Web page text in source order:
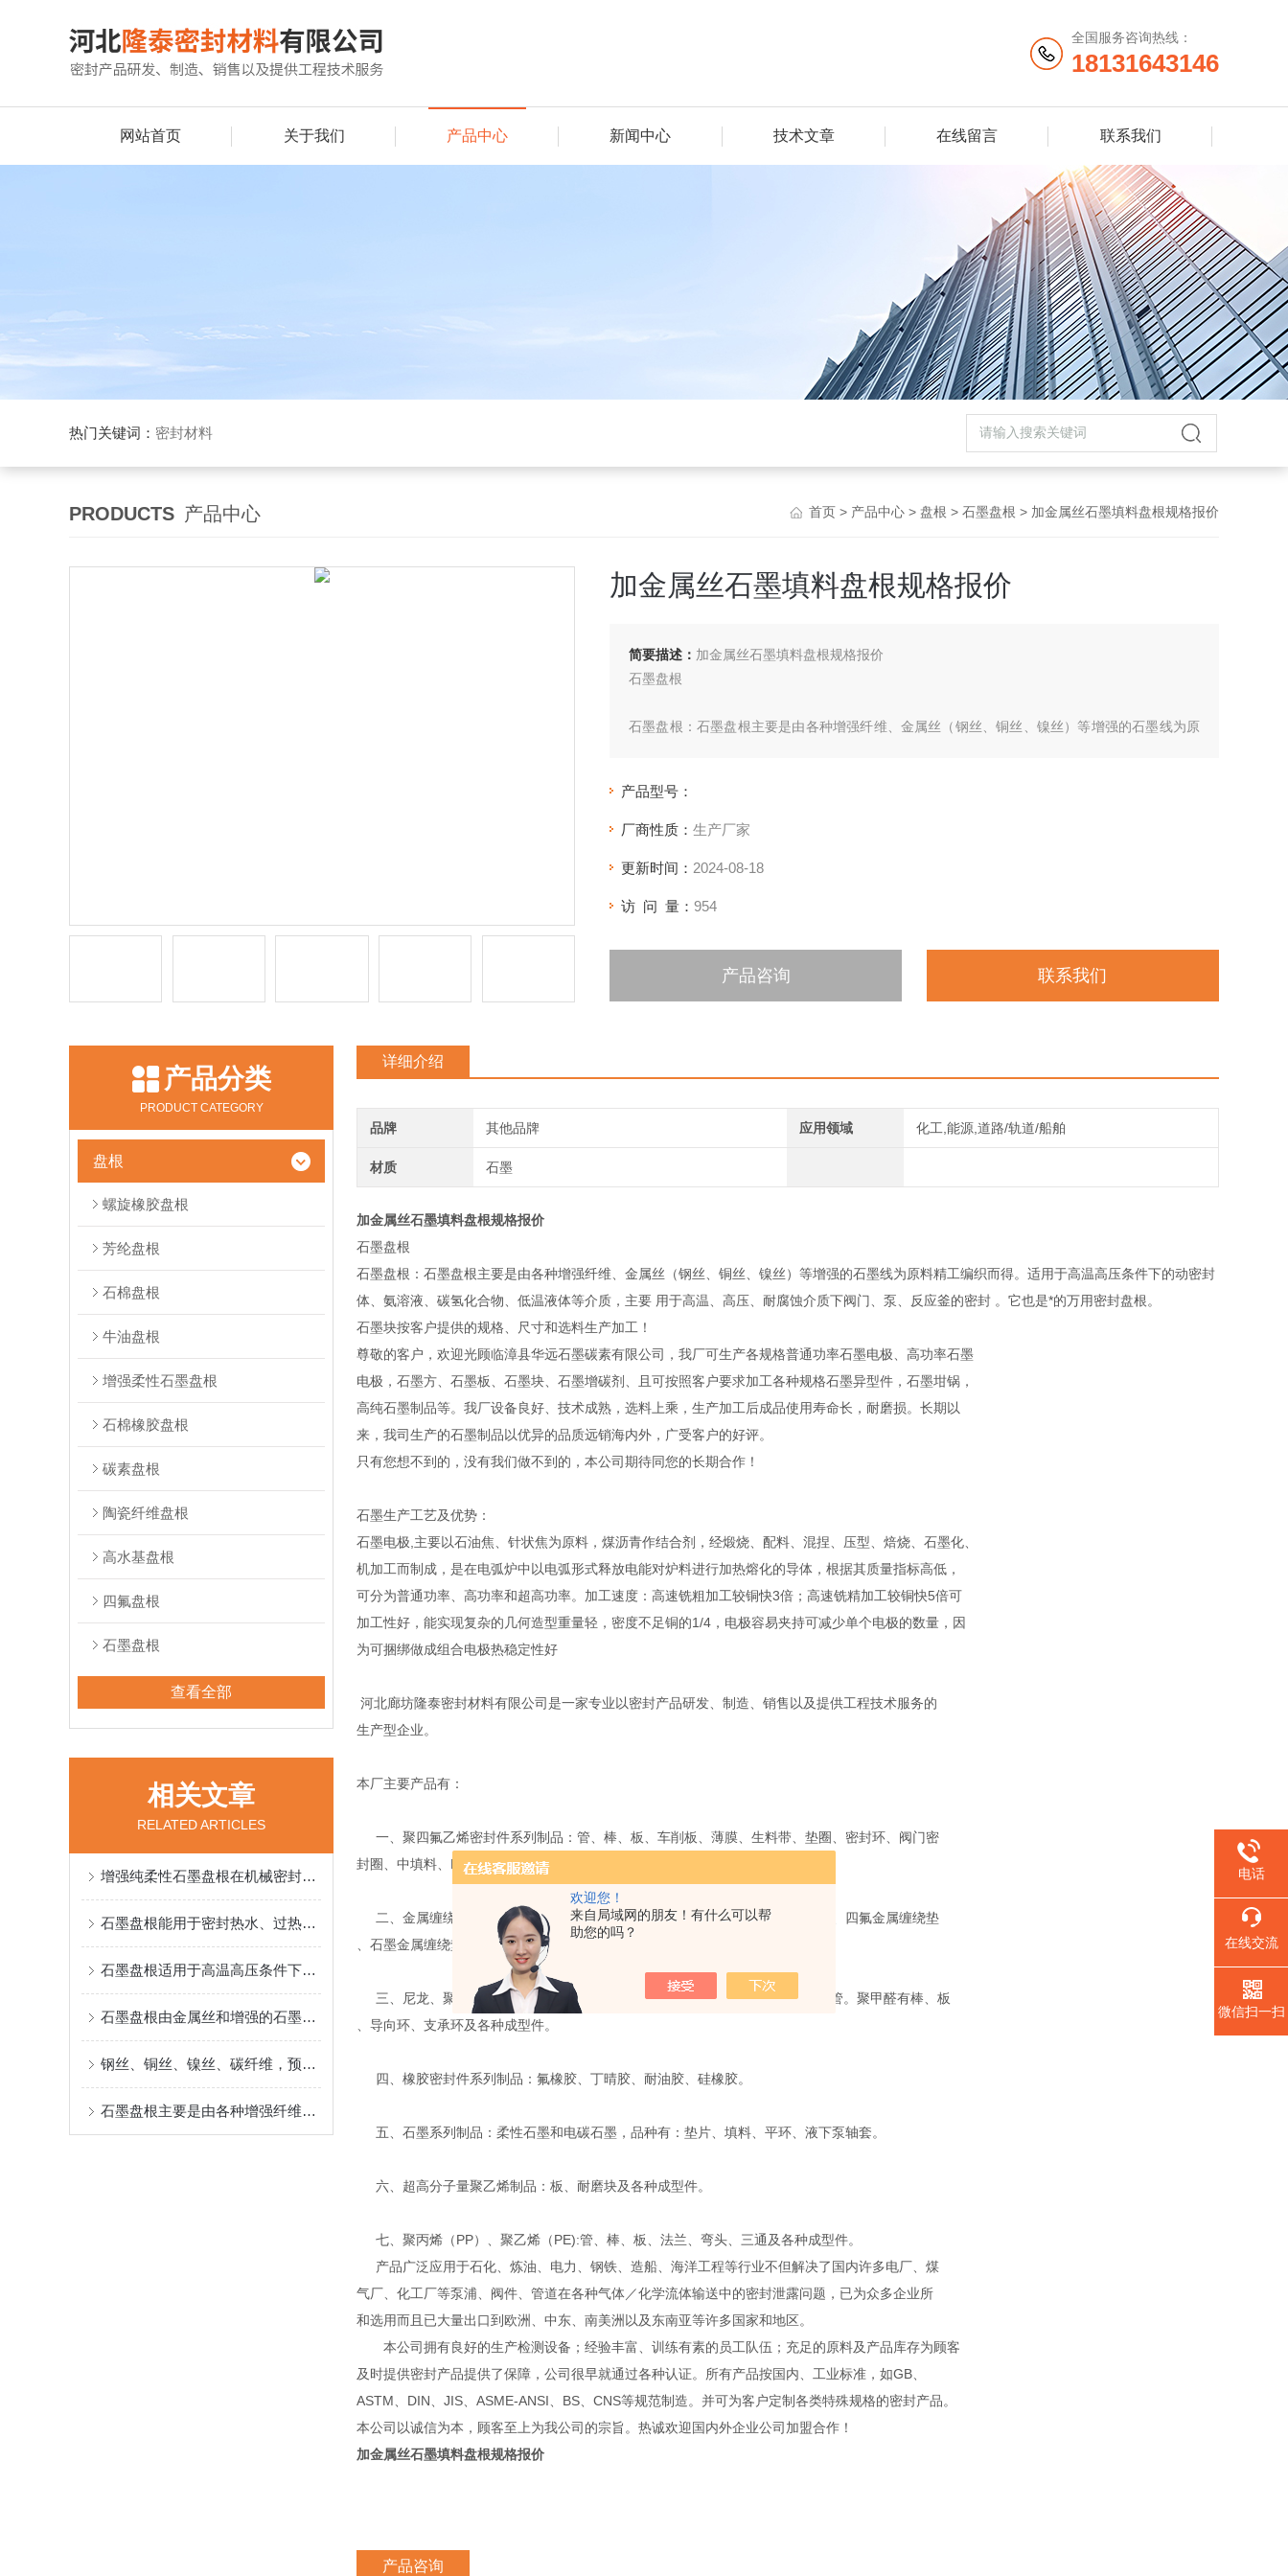
欢迎您！
来自局域网的朋友！有什么可以帮
助您的吗？
全国服务咨询热线：
18131643146
网站首页 关于我们 产品中心 新闻中心 技术文章 在线留言 联系我们
热门关键词： 密封材料
PRODUCTS 产品中心 首页 > 产品中心 > 盘根 > 石墨盘根 > 加金属丝石墨填料盘根规格报价
加金属丝石墨填料盘根规格报价
简要描述： 加金属丝石墨填料盘根规格报价
石墨盘根
石墨盘根：石墨盘根主要是由各种增强纤维、金属丝（钢丝、铜丝、镍丝）等增强的石墨线为原
产品型号：
厂商性质： 生产厂家
更新时间： 2024-08-18
访 问 量： 954
产品咨询 联系我们
产品分类
PRODUCT CATEGORY
盘根
螺旋橡胶盘根
芳纶盘根
石棉盘根
牛油盘根
增强柔性石墨盘根
石棉橡胶盘根
碳素盘根
陶瓷纤维盘根
高水基盘根
四氟盘根
石墨盘根
查看全部
相关文章
RELATED ARTICLES
增强纯柔性石墨盘根在机械密封中的广泛应用说明
石墨盘根能用于密封热水、过热蒸气、热传递流体、氨溶液等环境
石墨盘根适用于高温高压条件下的密封环境
石墨盘根由金属丝和增强的石墨线为原料精工编织而得
钢丝、铜丝、镍丝、碳纤维，预氧丝、玻璃纱都可做石墨盘根的简金属丝
石墨盘根主要是由各种增强纤维、金属丝等原料制成
详细介绍
品牌 其他品牌 应用领域 化工,能源,道路/轨道/船舶
材质 石墨
加金属丝石墨填料盘根规格报价
石墨盘根
石墨盘根：石墨盘根主要是由各种增强纤维、金属丝（钢丝、铜丝、镍丝）等增强的石墨线为原料精工编织而得。适用于高温高压条件下的动密封
体、氨溶液、碳氢化合物、低温液体等介质，主要 用于高温、高压、耐腐蚀介质下阀门、泵、反应釜的密封 。它也是*的万用密封盘根。
石墨块按客户提供的规格、尺寸和选料生产加工！
尊敬的客户，欢迎光顾临漳县华远石墨碳素有限公司，我厂可生产各规格普通功率石墨电极、高功率石墨
电极，石墨方、石墨板、石墨块、石墨增碳剂、且可按照客户要求加工各种规格石墨异型件，石墨坩锅，
高纯石墨制品等。我厂设备良好、技术成熟，选料上乘，生产加工后成品使用寿命长，耐磨损。长期以
来，我司生产的石墨制品以优异的品质远销海内外，广受客户的好评。
只有您想不到的，没有我们做不到的，本公司期待同您的长期合作！
石墨生产工艺及优势：
石墨电极,主要以石油焦、针状焦为原料，煤沥青作结合剂，经煅烧、配料、混捏、压型、焙烧、石墨化、
机加工而制成，是在电弧炉中以电弧形式释放电能对炉料进行加热熔化的导体，根据其质量指标高低，
可分为普通功率、高功率和超高功率。加工速度：高速铣粗加工较铜快3倍；高速铣精加工较铜快5倍可
加工性好，能实现复杂的几何造型重量轻，密度不足铜的1/4，电极容易夹持可减少单个电极的数量，因
为可捆绑做成组合电极热稳定性好
河北廊坊隆泰密封材料有限公司是一家专业以密封产品研发、制造、销售以及提供工程技术服务的
生产型企业。
本厂主要产品有：
一、聚四氟乙烯密封件系列制品：管、棒、板、车削板、薄膜、生料带、垫圈、密封环、阀门密
封圈、中填料、F4盘根及各种规格液下泵轴套。
二、金属缠绕垫密封件系列制品：不锈钢金属缠绕垫（外环、内环、内外环）、四氟金属缠绕垫
、石墨金属缠绕垫、高压石棉垫、非石棉垫、包氟垫。
三、尼龙、聚甲醛系列制品：1010尼龙和MC尼龙两大类，品种有：棒、板、管。聚甲醛有棒、板
、导向环、支承环及各种成型件。
四、橡胶密封件系列制品：氟橡胶、丁晴胶、耐油胶、硅橡胶。
五、石墨系列制品：柔性石墨和电碳石墨，品种有：垫片、填料、平环、液下泵轴套。
六、超高分子量聚乙烯制品：板、耐磨块及各种成型件。
七、聚丙烯（PP）、聚乙烯（PE):管、棒、板、法兰、弯头、三通及各种成型件。
产品广泛应用于石化、炼油、电力、钢铁、造船、海洋工程等行业不但解决了国内许多电厂、煤
气厂、化工厂等泵浦、阀件、管道在各种气体／化学流体输送中的密封泄露问题，已为众多企业所
和选用而且已大量出口到欧洲、中东、南美洲以及东南亚等许多国家和地区。
本公司拥有良好的生产检测设备；经验丰富、训练有素的员工队伍；充足的原料及产品库存为顾客
及时提供密封产品提供了保障，公司很早就通过各种认证。所有产品按国内、工业标准，如GB、
ASTM、DIN、JIS、ASME-ANSI、BS、CNS等规范制造。并可为客户定制各类特殊规格的密封产品。
本公司以诚信为本，顾客至上为我公司的宗旨。热诚欢迎国内外企业公司加盟合作！
加金属丝石墨填料盘根规格报价
产品咨询
电话
在线交流
微信扫一扫